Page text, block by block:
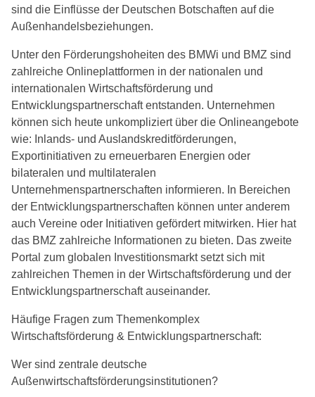
sind die Einflüsse der Deutschen Botschaften auf die
Außenhandelsbeziehungen.
Unter den Förderungshoheiten des BMWi und BMZ sind
zahlreiche Onlineplattformen in der nationalen und
internationalen Wirtschaftsförderung und
Entwicklungspartnerschaft entstanden. Unternehmen
können sich heute unkompliziert über die Onlineangebote
wie: Inlands- und Auslandskreditförderungen,
Exportinitiativen zu erneuerbaren Energien oder
bilateralen und multilateralen
Unternehmenspartnerschaften informieren. In Bereichen
der Entwicklungspartnerschaften können unter anderem
auch Vereine oder Initiativen gefördert mitwirken. Hier hat
das BMZ zahlreiche Informationen zu bieten. Das zweite
Portal zum globalen Investitionsmarkt setzt sich mit
zahlreichen Themen in der Wirtschaftsförderung und der
Entwicklungspartnerschaft auseinander.
Häufige Fragen zum Themenkomplex
Wirtschaftsförderung & Entwicklungspartnerschaft:
Wer sind zentrale deutsche
Außenwirtschaftsförderungsinstitutionen?